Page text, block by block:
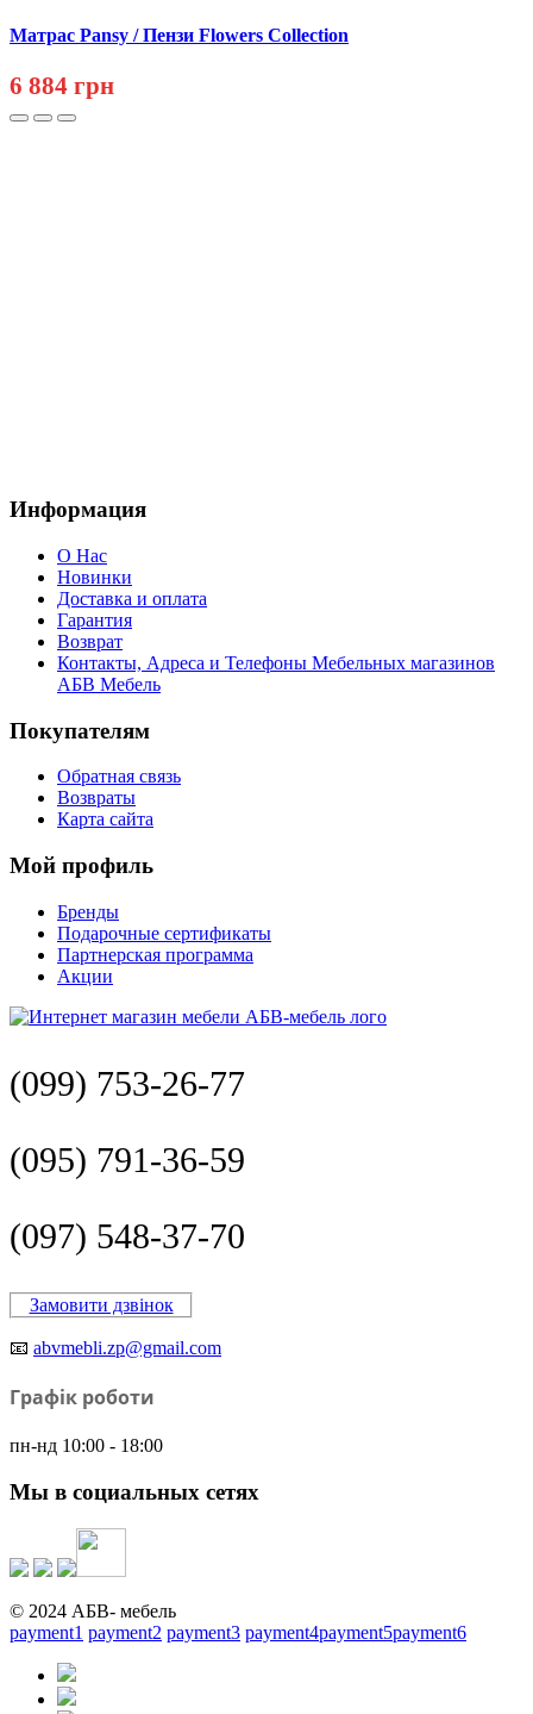
Матрас Pansy / Пензи Flowers Collection
6 884 грн
Информация
О Нас
Новинки
Доставка и оплата
Гарантия
Возврат
Контакты, Адреса и Телефоны Мебельных магазинов
АБВ Мебель
Покупателям
Обратная связь
Возвраты
Карта сайта
Мой профиль
Бренды
Подарочные сертификаты
Партнерская программа
Акции
(099) 753-26-77
(095) 791-36-59
(097) 548-37-70
Замовити дзвінок
📧 abvmebli.zp@gmail.com
Графік роботи
пн-нд 10:00 - 18:00
Мы в социальных сетях
© 2024 АБВ- мебель
payment1 payment2 payment3 payment4payment5payment6